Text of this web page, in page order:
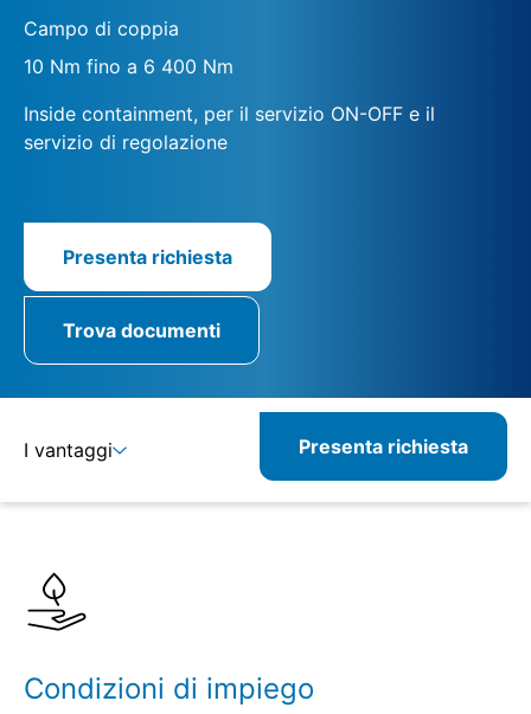
Campo di coppia
10 Nm fino a 6 400 Nm
Inside containment, per il servizio ON-OFF e il
servizio di regolazione
Presenta richiesta
Trova documenti
I vantaggi Presenta richiesta
Condizioni di impiego